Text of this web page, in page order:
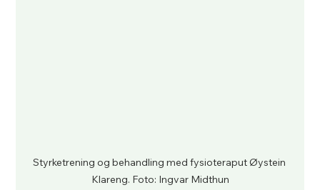
Styrketrening og behandling med fysioteraput Øystein
Klareng. Foto: Ingvar Midthun